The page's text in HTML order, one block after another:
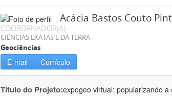
Acácia Bastos Couto
COORDENADOR(A)
CIÊNCIAS EXATAS E DA TERRA
Geociências
E-mail Currículo
Título do Projeto:expogeo virtual: popularizando